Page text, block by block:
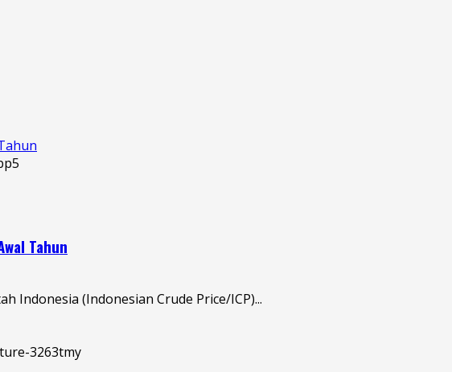
Tahun
Indonesia (Indonesian Crude Price/ICP)...